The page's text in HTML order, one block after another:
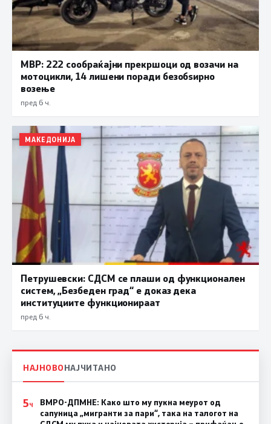
МВР: 222 сообраќајни прекршоци од возачи на
мотоцикли, 14 лишени поради безобѕирно
возење
пред 6 ч.
МАКЕДОНИЈА
Петрушевски: СДСМ се плаши од функционален
систем, „Безбеден град“ е доказ дека
институциите функционираат
пред 6 ч.
НАЈНОВОНАЈЧИТАНО
5Ч
ВМРО-ДПМНЕ: Како што му пукна меурот од
сапуница „мигранти за пари“, така на талогот на